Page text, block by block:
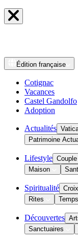
Édition française
Cotignac
Vacances
Castel Gandolfo
Adoption
Actualités
Patrimoine
Lifestyle Couple
Maison
Spiritualité Croix
Rites
Découvertes
Sanctuaires